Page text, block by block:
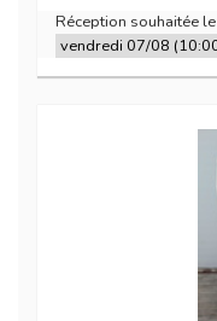
Réception souhaitée le